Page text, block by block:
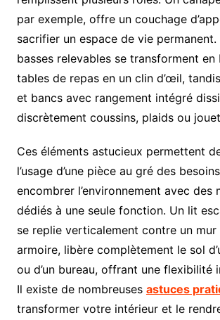
par exemple, offre un couchage
sacrifier un espace de vie permanent.
basses relevables se transforment en
tables de repas en un clin d’œil,
et bancs avec rangement intégré
discrètement coussins, plaids ou
Ces éléments astucieux permettent
l’usage d’une pièce au gré des
encombrer l’environnement avec des
dédiés à une seule fonction. Un lit
se replie verticalement contre un mur
armoire, libère complètement le sol
ou d’un bureau, offrant une flexibilité
Il existe de nombreuses astuces
transformer votre intérieur et le